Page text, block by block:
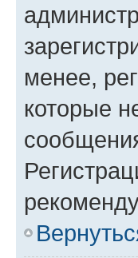
менее,
которые